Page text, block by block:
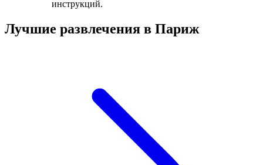
инструкций.
Лучшие развлечения в Париж